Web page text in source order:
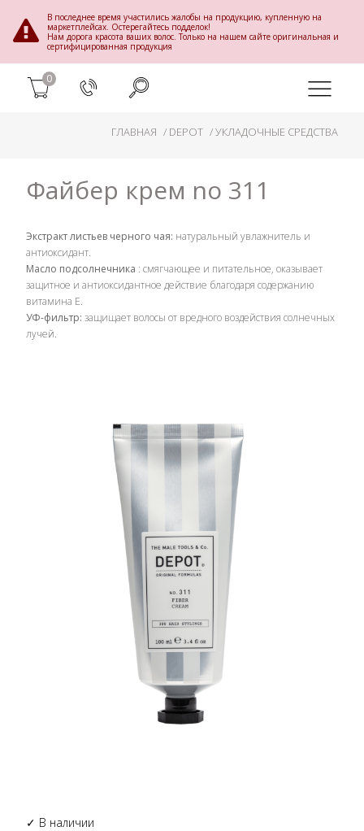
В последнее время участились жалобы на продукцию, купленную на
маркетплейсах. Остерегайтесь подделок!
Нам дорога красота ваших волос. Только на нашем сайте оригинальная и
сертифицированная продукция
0
ГЛАВНАЯ DEPOT УКЛАДОЧНЫЕ СРЕДСТВА
Файбер крем no 311
Экстракт листьев черного чая: натуральный увлажнитель и
антиоксидант.
Масло подсолнечника : смягчающее и питательное, оказывает
защитное и антиоксидантное действие благодаря содержанию
витамина Е.
УФ-фильтр: защищает волосы от вредного воздействия солнечных
лучей.
✓ В наличии